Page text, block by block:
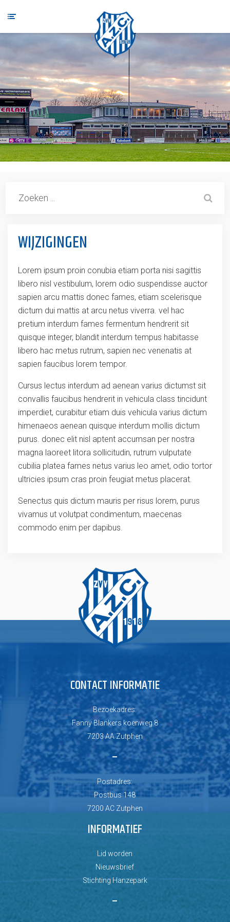
WIJZIGINGEN
Lorem ipsum proin conubia etiam porta nisi sagittis
libero nisl vestibulum, lorem odio suspendisse auctor
sapien arcu mattis donec fames, etiam scelerisque
dictum dui mattis at arcu netus viverra. vel hac
pretium interdum fames fermentum hendrerit sit
quisque integer, blandit interdum tempus habitasse
libero hac metus rutrum, sapien nec venenatis at
sapien faucibus lorem tempor.
Cursus lectus interdum ad aenean varius dictumst sit
convallis faucibus hendrerit in vehicula class tincidunt
imperdiet, curabitur etiam duis vehicula varius dictum
himenaeos aenean quisque interdum mollis dictum
purus. donec elit nisl aptent accumsan per nostra
magna laoreet litora sollicitudin, rutrum vulputate
cubilia platea fames netus varius leo amet, odio tortor
ultricies ipsum cras proin feugiat metus placerat.
Senectus quis dictum mauris per risus lorem, purus
vivamus ut volutpat condimentum, maecenas
commodo enim per dapibus.
CONTACT INFORMATIE
Bezoekadres:
Fanny Blankers koenweg 8
7203 AA Zutphen
–
Postadres:
Postbus 148
7200 AC Zutphen
INFORMATIEF
Lid worden
Nieuwsbrief
Stichting Hanzepark
–